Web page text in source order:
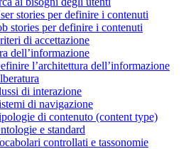
stories per definire i contenuti
stories per definire i contenuti
di accettazione
dell’informazione
l’architettura dell’informazione
di interazione
di navigazione
di contenuto (content type)
e standard
controllati e tassonomie